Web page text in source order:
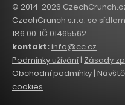
© 2014-2026
CzechCrunch s.r.o. se
186 00. IČ 01465562.
kontakt:info@cc.cz
Podmínky užívání| Zásady
Obchodní podmínky|
cookies